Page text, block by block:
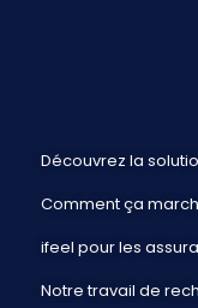
Découvrez la
Comment ça
ifeel pour les
Notre travail de